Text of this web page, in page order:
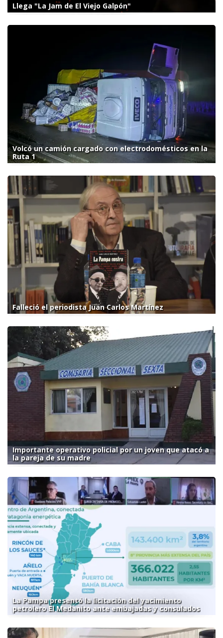
Llega "La Jam de El Viejo Galpón"
Volcó un camión cargado con electrodomésticos en la
Ruta 1
Falleció el periodista Juan Carlos Martínez
Importante operativo policial por un joven que atacó a
la pareja de su madre
La Pampa presentó la licitación del yacimiento
petrolero El Medanito ante embajadas y consulados